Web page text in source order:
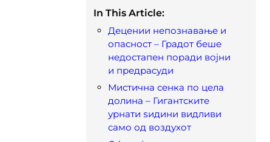
In This Article:
Децении непознавање и
опасност – Градот беше
недостапен поради војни
и предрасуди
Мистична сенка по цела
долина – Гигантските
урнати ѕидини видливи
само од воздухот